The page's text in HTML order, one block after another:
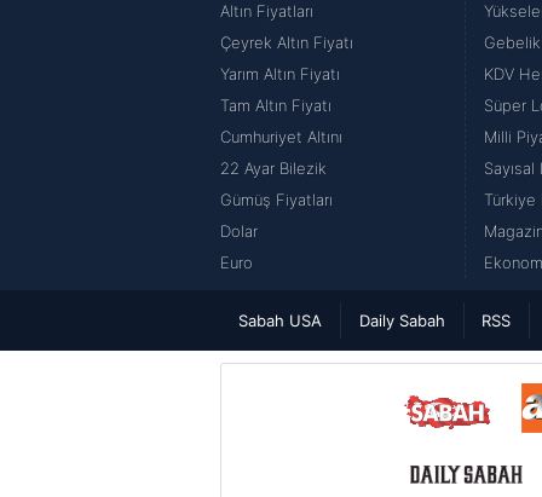
Altın Fiyatları
Çeyrek Altın Fiyatı
Yarım Altın Fiyatı
Tam Altın Fiyatı
Cumhuriyet Altını
22 Ayar Bilezik
Gümüş Fiyatları
Dolar
Euro
KDV
Süper
Milli
Türkiye
Sabah USA Daily Sabah RSS